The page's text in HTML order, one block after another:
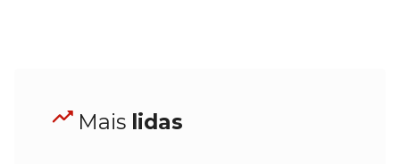
Mais lidas